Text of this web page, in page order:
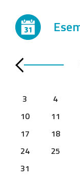
3
4
10
11
17
18
24
25
31